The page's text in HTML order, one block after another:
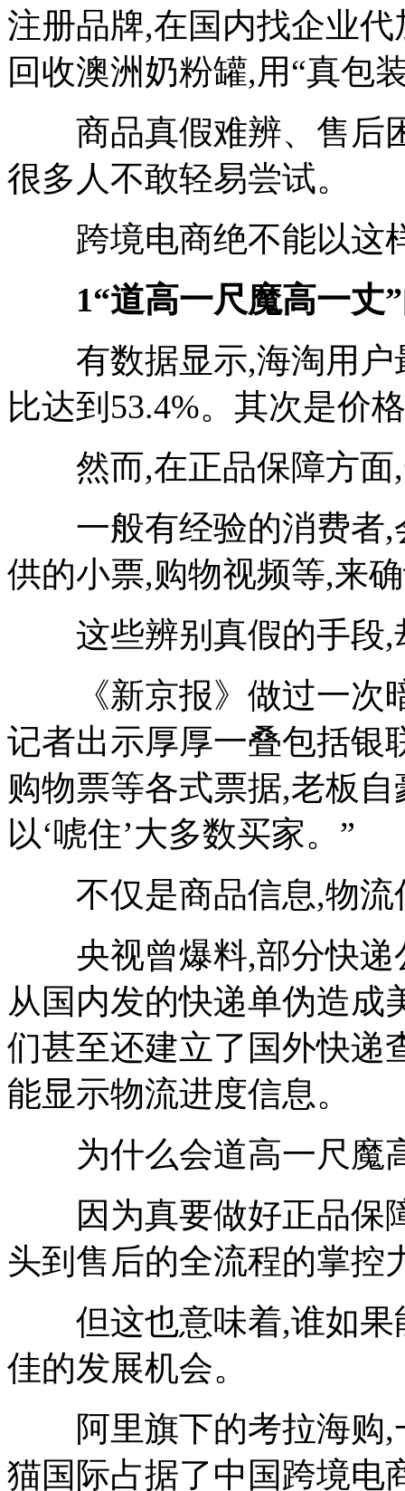
注册品牌,在国内找企业
回收澳洲奶粉罐,用“真包
商品真假难辨、售后
很多人不敢轻易尝试。
跨境电商绝不能以这
1“道高一尺魔高一丈
有数据显示,海淘用户
比达到53.4%。其次是价
然而,在正品保障方面,
一般有经验的消费者,
供的小票,购物视频等,来
这些辨别真假的手段,
《新京报》做过一次
记者出示厚厚一叠包括银
购物票等各式票据,老板
以‘唬住’大多数买家。”
不仅是商品信息,物流
央视曾爆料,部分快递
从国内发的快递单伪造成
们甚至还建立了国外快递
能显示物流进度信息。
为什么会道高一尺魔
因为真要做好正品保
头到售后的全流程的掌控
但这也意味着,谁如果
佳的发展机会。
阿里旗下的考拉海购,
猫国际占据了中国跨境电